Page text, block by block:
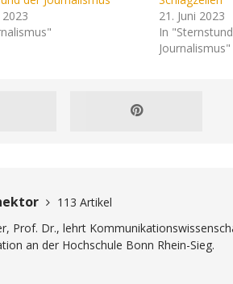
2023
21. Juni 2023
In
Journalismus"
113 Artikel
Prof. Dr., lehrt
an der Hochschule Bonn Rhein-Sieg.